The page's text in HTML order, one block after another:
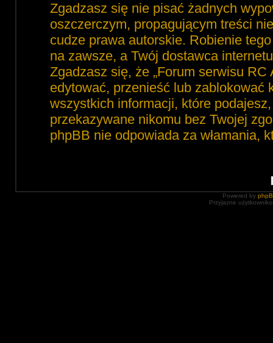
Zgadzasz się nie pisać żadnych
oszczerczym, propagującym treści
cudze prawa autorskie. Robienie
na zawsze, a Twój dostawca
Zgadzasz się, że „Forum serwisu
edytować, przenieść lub zablokować
wszystkich informacji, które
przekazywane nikomu bez Twojej
phpBB nie odpowiada za włamania,
Powered by
Przyjazne